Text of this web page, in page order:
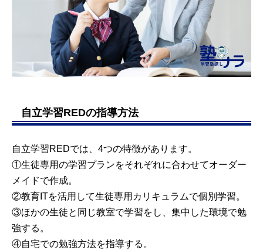
自立学習REDの指導方法
自立学習REDでは、4つの特徴があります。
①生徒専用の学習プランをそれぞれに合わせてオーダー
メイドで作成。
②教育ITを活用して生徒専用カリキュラムで個別学習。
③ほかの生徒と同じ教室で学習をし、集中した環境で勉
強する。
④自宅での勉強方法を指導する。